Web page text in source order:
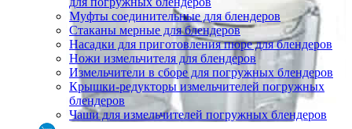
Муфты соединительные для блендеров
Стаканы мерные для блендеров
Насадки для приготовления пюре для блендеров
Ножи измельчителя для блендеров
Измельчители в сборе для погружных блендеров
Крышки-редукторы измельчителей погружных
блендеров
Чаши для измельчителей погружных блендеров